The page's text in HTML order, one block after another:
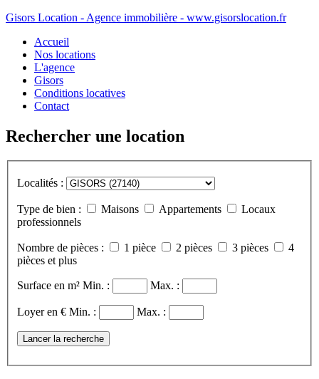
Gisors Location - Agence immobilière - www.gisorslocation.fr
Accueil
Nos locations
L'agence
Gisors
Conditions locatives
Contact
Rechercher une location
Localités :
Type de bien : Maisons Appartements
Locaux
professionnels
Nombre de pièces : 1 pièce 2 pièces 3 pièces
4
pièces et plus
Surface en m² Min. : Max. :
Loyer en € Min. : Max. :
Lancer la recherche